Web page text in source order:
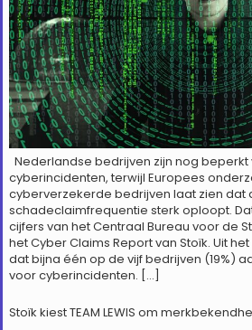
Nederlandse bedrijven zijn nog
cyberincidenten, terwijl Europees
cyberverzekerde bedrijven laat zien dat
schadeclaimfrequentie sterk oploopt.
cijfers van het Centraal Bureau voor de
het Cyber Claims Report van Stoïk. Uit
dat bijna één op de vijf bedrijven (19%)
voor cyberincidenten. […]
Stoïk kiest TEAM LEWIS om